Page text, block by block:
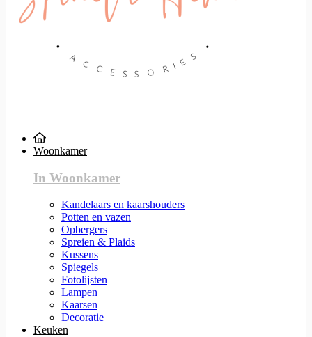
Woonkamer
In Woonkamer
Kandelaars en kaarshouders
Potten en vazen
Opbergers
Spreien & Plaids
Kussens
Spiegels
Fotolijsten
Lampen
Kaarsen
Decoratie
Keuken